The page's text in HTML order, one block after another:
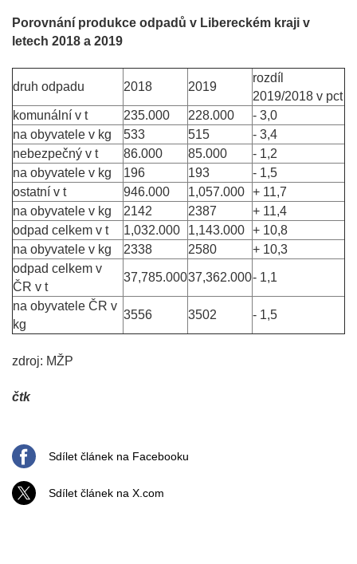
Porovnání produkce odpadů v Libereckém kraji v
letech 2018 a 2019
druh odpadu 2018 2019
rozdíl
2019/2018 v pct
komunální v t
235.000 228.000
- 3,0
na obyvatele v kg
533 515
- 3,4
nebezpečný v t
86.000 85.000
- 1,2
na obyvatele v kg
196 193
- 1,5
ostatní v t
946.000 1,057.000 + 11,7
na obyvatele v kg
2142 2387
+ 11,4
odpad celkem v t
1,032.000 1,143.000 + 10,8
na obyvatele v kg
2338 2580
+ 10,3
odpad celkem v
ČR v t
37,785.00037,362.000- 1,1
na obyvatele ČR v
kg
3556 3502 - 1,5
zdroj: MŽP
čtk
Sdílet článek na Facebooku
Sdílet článek na X.com